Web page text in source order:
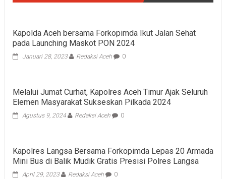
Kapolda Aceh bersama Forkopimda Ikut Jalan Sehat
pada Launching Maskot PON 2024
Januari 28, 2023 Redaksi Aceh 0
Melalui Jumat Curhat, Kapolres Aceh Timur Ajak Seluruh
Elemen Masyarakat Sukseskan Pilkada 2024
Agustus 9, 2024 Redaksi Aceh 0
Kapolres Langsa Bersama Forkopimda Lepas 20 Armada
Mini Bus di Balik Mudik Gratis Presisi Polres Langsa
April 29, 2023 Redaksi Aceh 0